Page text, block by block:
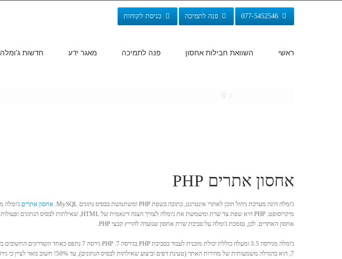
פנה לתמיכה כניסת לקוחות
ראשי השוואת חבילות אחסון פנה לתמיכה מאגר ידע חדשות ג'ומלה
/
אחסון אתרים PHP
ג'ומלה הינה מערכת ניהול תוכן לאתרי אינטרנט, כתובה בשפת PHP ומשתמשת בבסיס נתונים MySQL. אחסון אתרים
אחסון האתרים. לכן, נסמכת ג'ומלה על סביבת שרת אחסון שנועדה להריץ קבצי PHP.